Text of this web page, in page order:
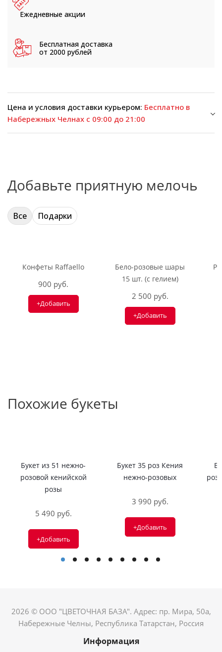
Ежедневные акции
Бесплатная доставка
от 2000 рублей
Цена и условия доставки курьером: Бесплатно в
Набережных Челнах с 09:00 до 21:00
Добавьте приятную мелочь
Все Подарки
Конфеты Raffaello
900 руб.
+Добавить
Бело-розовые шары
15 шт. (с гелием)
2 500 руб.
+Добавить
Похожие букеты
Букет из 51 нежно-
розовой кенийской
розы
5 490 руб.
+Добавить
Букет 35 роз Кения
нежно-розовых
3 990 руб.
+Добавить
2026 © ООО "ЦВЕТОЧНАЯ БАЗА". Адрес: пр. Мира, 50а,
Набережные Челны, Республика Татарстан, Россия
Информация